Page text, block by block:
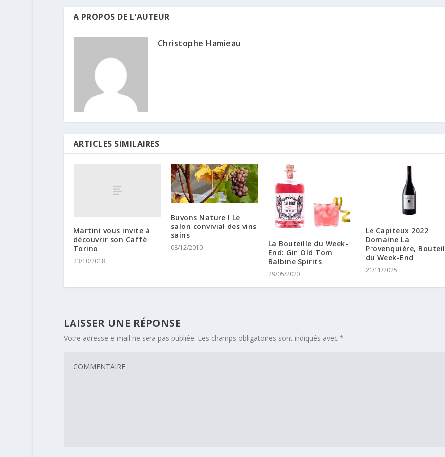
A PROPOS DE L'AUTEUR
Christophe Hamieau
ARTICLES SIMILAIRES
Martini vous invite à
découvrir son Caffè
Torino
23/10/2018
Buvons Nature ! Le
salon convivial des vins
sains
08/12/2010
La Bouteille du Week-
End: Gin Old Tom
Balbine Spirits
29/05/2020
Le Capiteux 2022
Domaine La
Provenquière,
du Week-End
21/11/2025
LAISSER UNE RÉPONSE
Votre adresse e-mail ne sera pas publiée. Les champs obligatoires sont indiqués avec *